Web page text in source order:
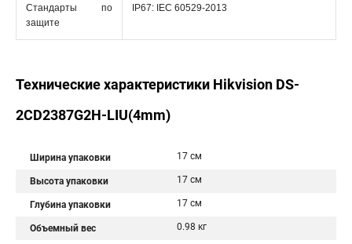
Стандарты по
защите
IP67: IEC 60529-2013
Технические характеристики Hikvision DS-
2CD2387G2H-LIU(4mm)
Ширина упаковки 17 см
Высота упаковки 17 см
Глубина упаковки 17 см
Объемный вес 0.98 кг